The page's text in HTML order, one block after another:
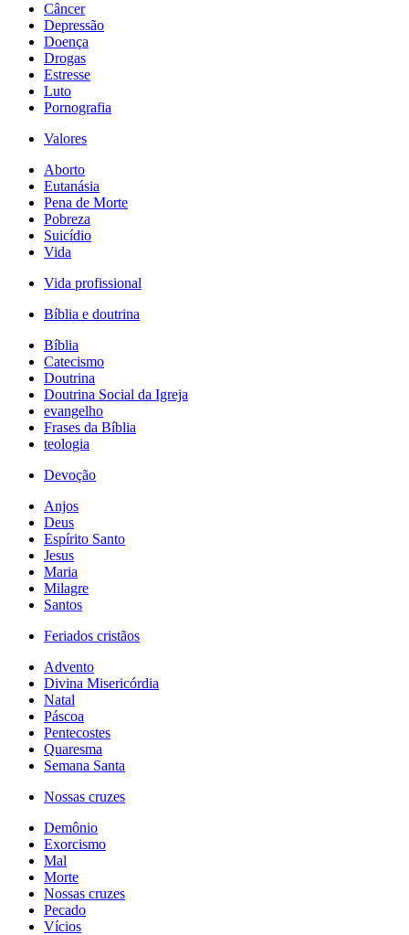
Câncer
Depressão
Doença
Drogas
Estresse
Luto
Pornografia
Valores
Aborto
Eutanásia
Pena de Morte
Pobreza
Suicídio
Vida
Vida profissional
Bíblia e doutrina
Bíblia
Catecismo
Doutrina
Doutrina Social da Igreja
evangelho
Frases da Bíblia
teologia
Devoção
Anjos
Deus
Espírito Santo
Jesus
Maria
Milagre
Santos
Feriados cristãos
Advento
Divina Misericórdia
Natal
Páscoa
Pentecostes
Quaresma
Semana Santa
Nossas cruzes
Demônio
Exorcismo
Mal
Morte
Nossas cruzes
Pecado
Vícios